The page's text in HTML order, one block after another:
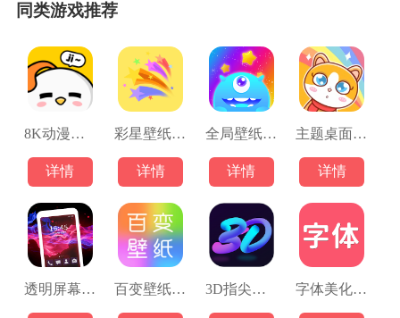
同类游戏推荐
8K动漫壁纸安卓版
详情
彩星壁纸安卓版
详情
全局壁纸安卓版
详情
主题桌面壁纸安卓版
详情
透明屏幕壁纸安卓版 百变壁纸安卓版 3D指尖壁纸 字体美化大全